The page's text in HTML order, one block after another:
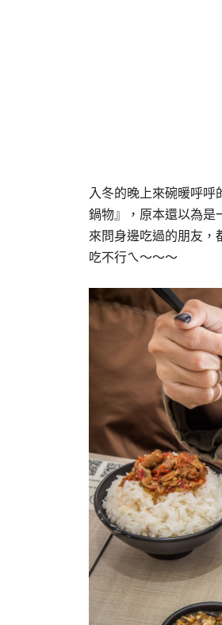
入冬的晚上來碗暖呼
鍋物』，原本還以為是
來問身邊吃過的朋友，
吃不行ㄟ～～～